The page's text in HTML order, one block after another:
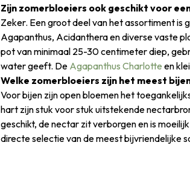
Zijn zomerbloeiers ook geschikt voor
Zeker. Een groot deel van het assortiment is
Agapanthus, Acidanthera en diverse vaste
pot van minimaal 25-30 centimeter diep,
water geeft. De Agapanthus Charlotte en
Welke zomerbloeiers zijn het meest
Voor bijen zijn open bloemen het
hart zijn stuk voor stuk uitstekende
geschikt, de nectar zit verborgen en is
directe selectie van de meest bijvriendelijke